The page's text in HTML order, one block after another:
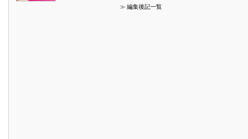
≫ 編集後記一覧